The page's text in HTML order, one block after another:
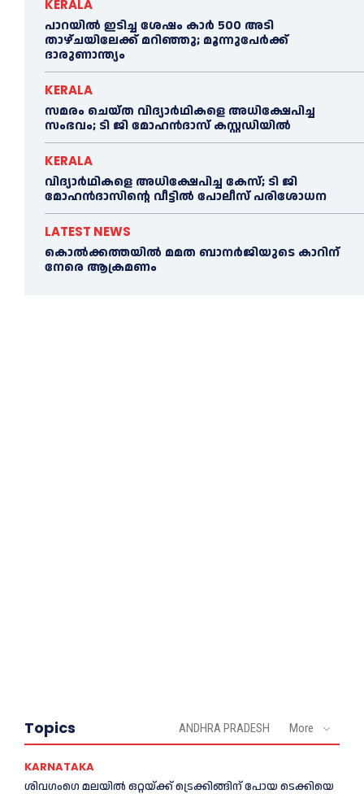
KERALA
പാറയിൽ ഇടിച്ച ശേഷം കാർ 500 അടി
താഴ്ചയിലേക്ക് മറിഞ്ഞു; മൂന്നുപേർക്ക്
ദാരുണാന്ത്യം
KERALA
സമരം ചെയ്ത വിദ്യാര്‍ഥികളെ അധിക്ഷേപിച്ച
സംഭവം; ടി ജി മോഹന്‍ദാസ് കസ്റ്റഡിയിൽ
KERALA
വിദ്യാര്‍ഥികളെ അധിക്ഷേപിച്ച കേസ്; ടി ജി
മോഹന്‍ദാസിന്റെ വീട്ടില്‍ പോലീസ് പരിശോധന
LATEST NEWS
കൊല്‍ക്കത്തയില്‍ മമത ബാനര്‍ജിയുടെ കാറിന്
നേരെ ആക്രമണം
Topics ANDHRA PRADESH More
KARNATAKA
ശിവഗംഗെ മലയിൽ ഒറ്റയ്ക്ക് ട്രെക്കിങ്ങിന് പോയ ടെക്കിയെ